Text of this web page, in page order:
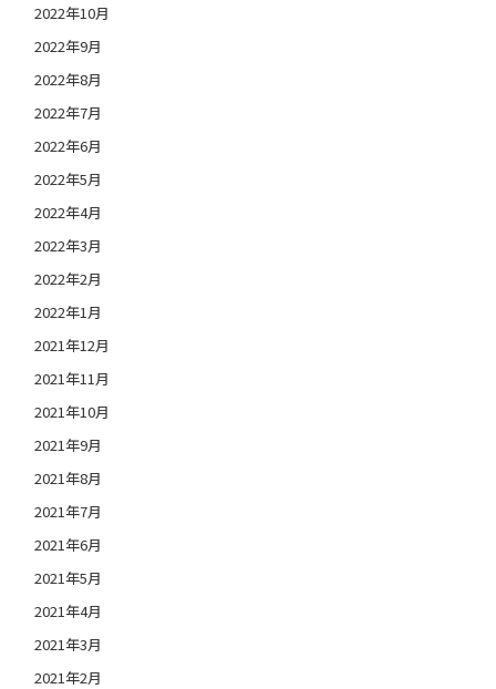
2022年10月
2022年9月
2022年8月
2022年7月
2022年6月
2022年5月
2022年4月
2022年3月
2022年2月
2022年1月
2021年12月
2021年11月
2021年10月
2021年9月
2021年8月
2021年7月
2021年6月
2021年5月
2021年4月
2021年3月
2021年2月